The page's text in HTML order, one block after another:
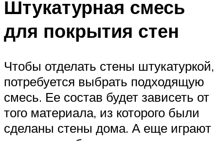
Штукатурная смесь
для покрытия стен
Чтобы отделать стены штукатуркой,
потребуется выбрать подходящую
смесь. Ее состав будет зависеть от
того материала, из которого были
сделаны стены дома. А еще играют